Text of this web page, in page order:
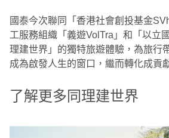
國泰今次聯同「香港社會創投基金
工服務組織「義遊VolTra」和「以立
理建世界」的獨特旅遊體驗，為旅行
成為啟發人生的窗口，繼而轉化成貢
了解更多同理建世界